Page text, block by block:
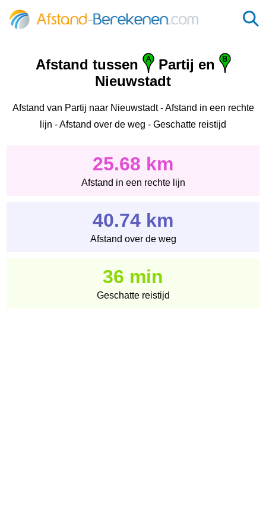
Afstand tussen
Partij en
Nieuwstadt
Afstand van Partij naar Nieuwstadt - Afstand in een rechte
lijn - Afstand over de weg - Geschatte reistijd
25.68 km
Afstand in een rechte lijn
40.74 km
Afstand over de weg
36 min
Geschatte reistijd